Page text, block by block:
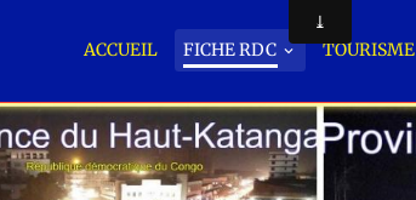
ACCUEIL FICHE RDC TOURISME